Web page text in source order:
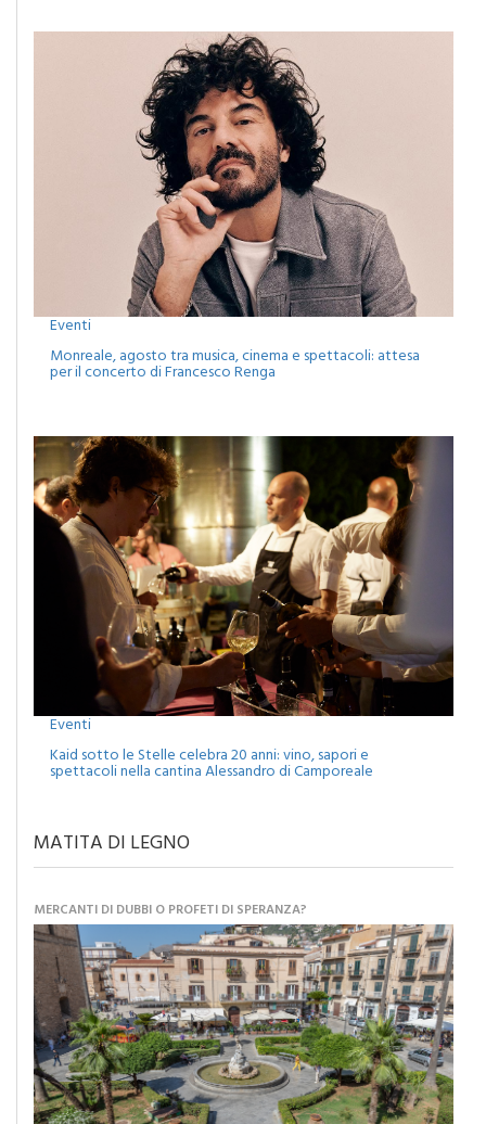
Eventi
Monreale, agosto tra musica, cinema e spettacoli: attesa
Eventi
Kaid sotto le Stelle celebra 20 anni: vino, sapori e
MATITA DI LEGNO
MERCANTI DI DUBBI O PROFETI DI SPERANZA?